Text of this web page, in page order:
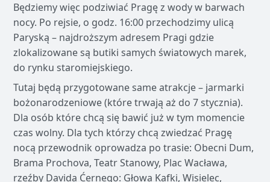
Będziemy więc podziwiać Pragę z wody w barwach
nocy. Po rejsie, o godz. 16:00 przechodzimy ulicą
Paryską – najdroższym adresem Pragi gdzie
zlokalizowane są butiki samych światowych marek,
do rynku staromiejskiego.
Tutaj będą przygotowane same atrakcje – jarmarki
bożonarodzeniowe (które trwają aż do 7 stycznia).
Dla osób które chcą się bawić już w tym momencie
czas wolny. Dla tych którzy chcą zwiedzać Pragę
nocą przewodnik oprowadza po trasie: Obecni Dum,
Brama Prochova, Teatr Stanowy, Plac Wacława,
rzeźby Davida Ćernego: Głowa Kafki, Wisielec,